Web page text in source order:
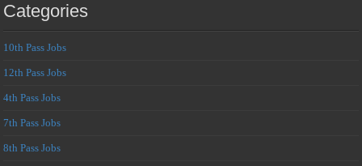
Categories
10th Pass Jobs
12th Pass Jobs
4th Pass Jobs
7th Pass Jobs
8th Pass Jobs